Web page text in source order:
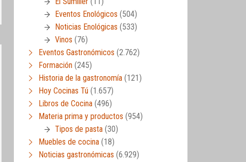
Eventos Enológicos (504)
Noticias Enológicas (533)
Vinos (76)
Eventos Gastronómicos (2.762)
Formación (245)
Historia de la gastronomía (121)
Hoy Cocinas Tú (1.657)
Libros de Cocina (496)
Materia prima y productos (954)
Tipos de pasta (30)
Muebles de cocina (18)
Noticias gastronómicas (6.929)